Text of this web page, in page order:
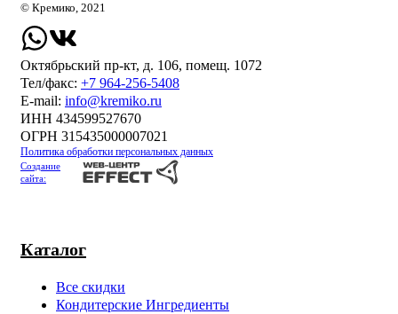
Каталог
Все скидки
Кондитерские Ингредиенты
© Кремико, 2021
Октябрьский пр-кт, д. 106, помещ. 1072
Тел/факс: +7 964-256-5408
Е-mail: info@kremiko.ru
ИНН 434599527670
ОГРН 315435000007021
Политика обработки персональных данных
Создание
сайта: